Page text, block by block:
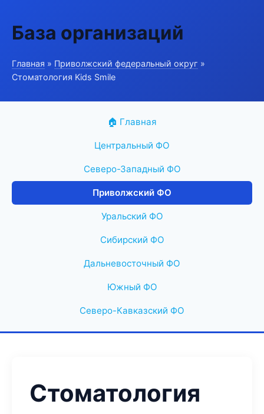
База организаций
Главная » Приволжский федеральный округ »
Стоматология Kids Smile
🏠 Главная
Центральный ФО
Северо-Западный ФО
Приволжский ФО
Уральский ФО
Сибирский ФО
Дальневосточный ФО
Южный ФО
Северо-Кавказский ФО
Стоматология